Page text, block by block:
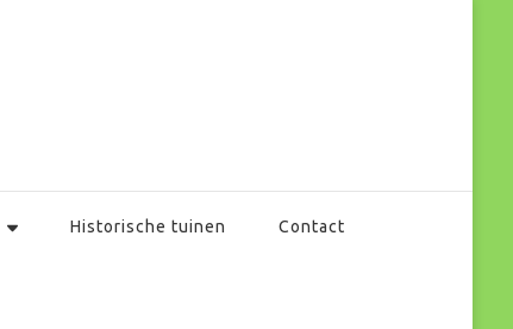
Historische tuinen Contact